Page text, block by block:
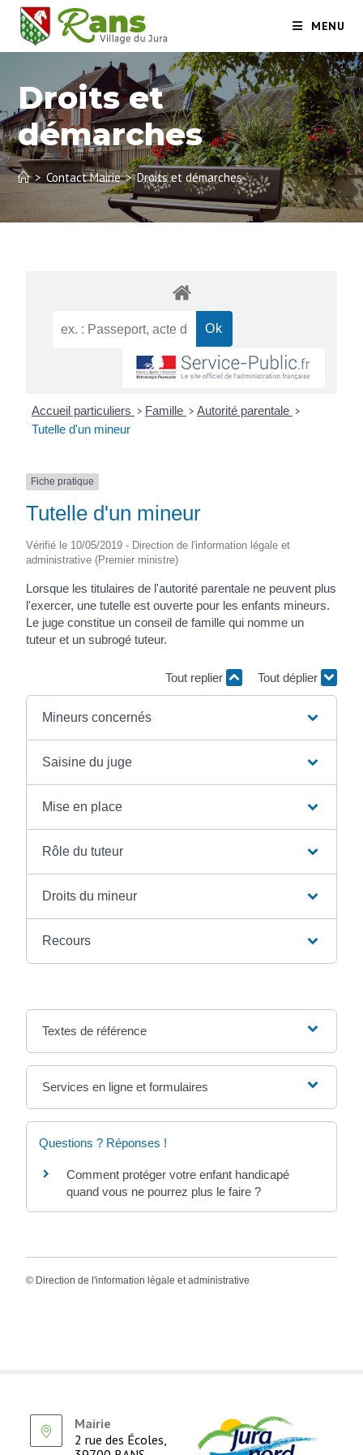
MENU
Droits et
démarches
> Contact Mairie > Droits et démarches
Accueil particuliers > Famille > Autorité parentale >
Tutelle d'un mineur
Fiche pratique
Tutelle d'un mineur
Vérifié le 10/05/2019 - Direction de l'information légale et
administrative (Premier ministre)
Lorsque les titulaires de l'autorité parentale ne peuvent plus
l'exercer, une tutelle est ouverte pour les enfants mineurs.
Le juge constitue un conseil de famille qui nomme un
tuteur et un subrogé tuteur.
Tout replier Tout déplier
Mineurs concernés
Saisine du juge
Mise en place
Rôle du tuteur
Droits du mineur
Recours
Textes de référence
Services en ligne et formulaires
Questions ? Réponses !
Comment protéger votre enfant handicapé
quand vous ne pourrez plus le faire ?
© Direction de l'information légale et administrative
Mairie
2 rue des Écoles,